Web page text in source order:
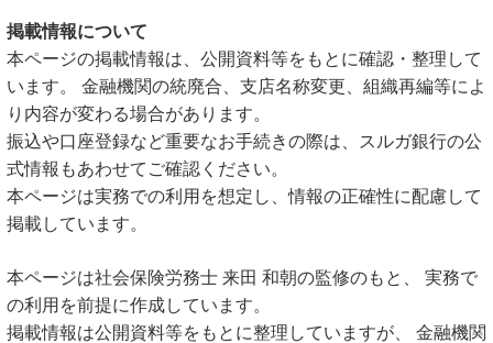
掲載情報について
本ページの掲載情報は、公開資料等をもとに確認・整理して
います。 金融機関の統廃合、支店名称変更、組織再編等によ
り内容が変わる場合があります。
振込や口座登録など重要なお手続きの際は、スルガ銀行の公
式情報もあわせてご確認ください。
本ページは実務での利用を想定し、情報の正確性に配慮して
掲載しています。
本ページは社会保険労務士 来田 和朝の監修のもと、 実務で
の利用を前提に作成しています。
掲載情報は公開資料等をもとに整理していますが、 金融機関